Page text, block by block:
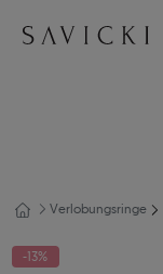
Verlobungsringe
-13%